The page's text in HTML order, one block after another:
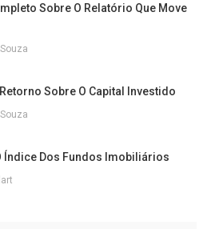
Sobre O Relatório Que Move
Retorno Sobre O Capital Investido
Índice Dos Fundos Imobiliários